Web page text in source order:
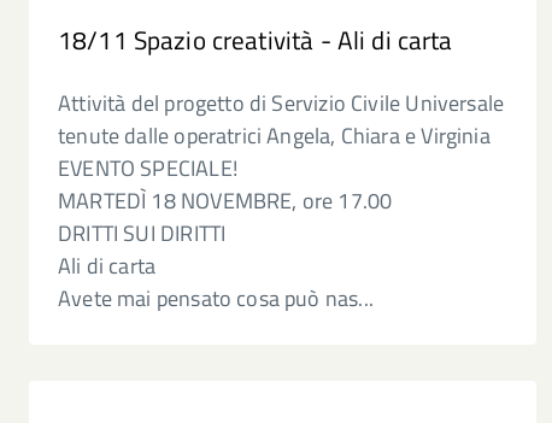
18/11 Spazio creatività - Ali di carta
Attività del progetto di Servizio Civile Universale
tenute dalle operatrici Angela, Chiara e Virginia
EVENTO SPECIALE!
MARTEDÌ 18 NOVEMBRE, ore 17.00
DRITTI SUI DIRITTI
Ali di carta
Avete mai pensato cosa può nas...